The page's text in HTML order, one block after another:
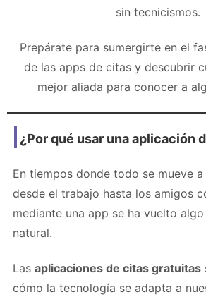
sin tecnicismos.
Prepárate para sumergirte en el
de las apps de citas y descubrir
mejor aliada para conocer a
¿Por qué usar una aplicación
En tiempos donde todo se mueve
desde el trabajo hasta los amigos
mediante una app se ha vuelto
natural.
Las aplicaciones de citas gratuitas
cómo la tecnología se adapta a